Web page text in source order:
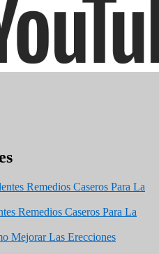
Remedios Caseros Para La
Remedios Caseros Para La
Mejorar Las Erecciones